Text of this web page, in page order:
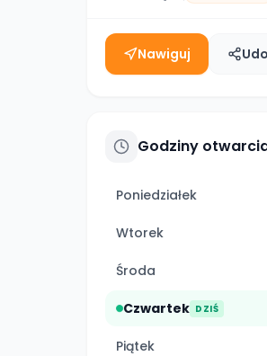
Nawiguj
Godziny
Poniedziałek
Wtorek
Środa
Czwartek DZIŚ
Piątek